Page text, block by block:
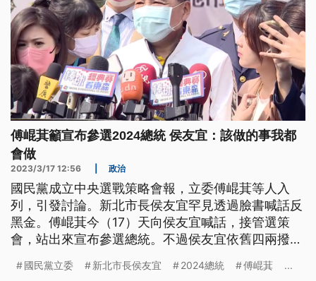
傅崐萁籲宣布參選2024總統 侯友宜：該做的事我都
會做
2023/3/17 12:56 政治
國民黨成立中央選戰策略會報，立委傅崐萁等人入
列，引發討論。新北市長侯友宜罕見透過臉書喊話反
黑金。傅崐萁今（17）天向侯友宜喊話，接管選策
會，站出來宣布參選總統。不過侯友宜依舊四兩撥千
責立委提名決策的是中央提名委員會，預計下週三22
國民黨立委 新北市長侯友宜 2024總統 傅崐萁 ...